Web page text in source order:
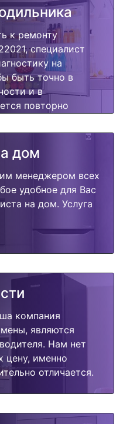
к ремонту
специалист
на
быть точно в
и в
повторно
дом
менеджером всех
удобное для Вас
на дом. Услуга
компания
являются
Нам нет
цену, именно
отличается.